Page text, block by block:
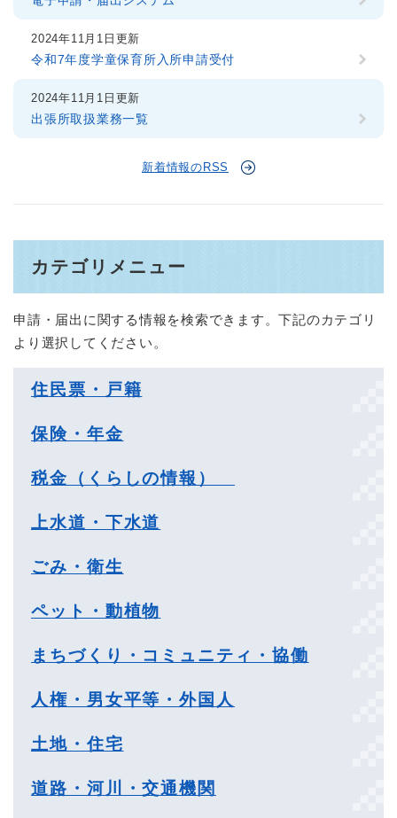
2024年11月1日更新
令和7年度学童保育所入所申請受付
2024年11月1日更新
出張所取扱業務一覧
新着情報のRSS
カテゴリメニュー
申請・届出に関する情報を検索できます。下記のカテゴリ
より選択してください。
住民票・戸籍
保険・年金
税金（くらしの情報）
上水道・下水道
ごみ・衛生
ペット・動植物
まちづくり・コミュニティ・協働
人権・男女平等・外国人
土地・住宅
道路・河川・交通機関